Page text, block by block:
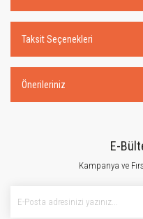
Taksit Seçenekleri
Önerileriniz
E-
Kampanya ve